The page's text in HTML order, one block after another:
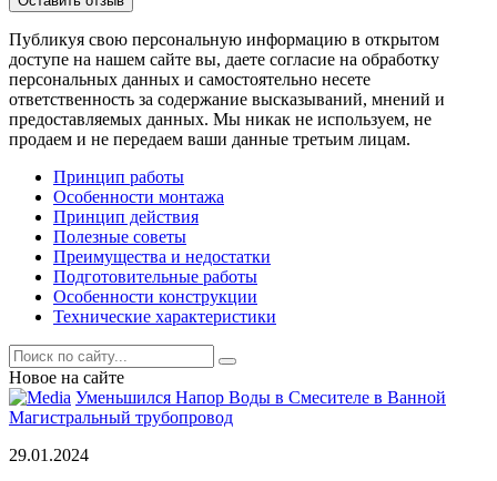
Публикуя свою персональную информацию в открытом
доступе на нашем сайте вы, даете согласие на обработку
персональных данных и самостоятельно несете
ответственность за содержание высказываний, мнений и
предоставляемых данных. Мы никак не используем, не
продаем и не передаем ваши данные третьим лицам.
Принцип работы
Особенности монтажа
Принцип действия
Полезные советы
Преимущества и недостатки
Подготовительные работы
Особенности конструкции
Технические характеристики
Новое на сайте
Уменьшился Напор Воды в Смесителе в Ванной
Магистральный трубопровод
29.01.2024